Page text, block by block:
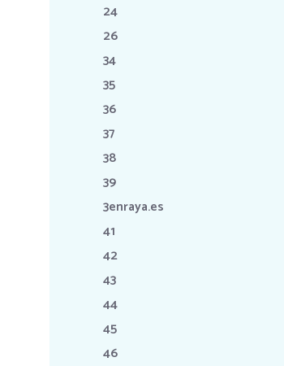
24
26
34
35
36
37
38
39
3enraya.es
41
42
43
44
45
46